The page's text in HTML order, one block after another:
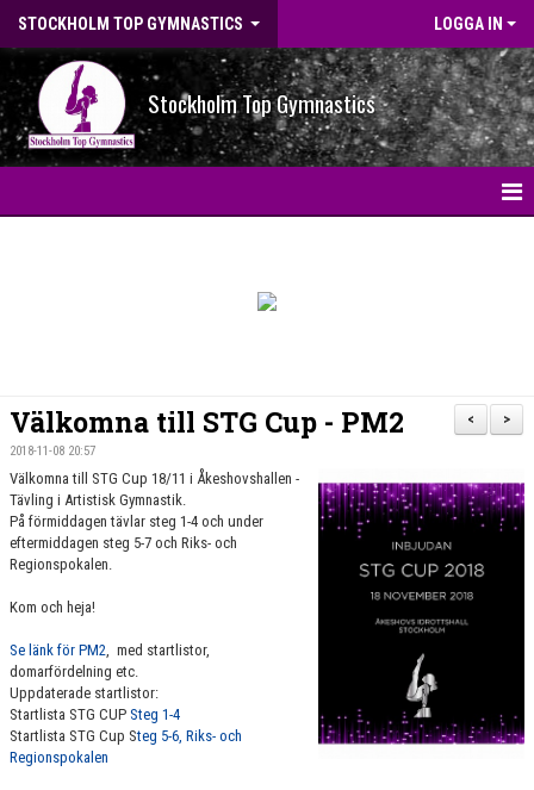
STOCKHOLM TOP GYMNASTICS LOGGA IN
Stockholm Top Gymnastics
OM FÖRENINGEN
STG-HALLEN
VÄRDEGRUND
FÖRENINGSPRODUKTER
KONTAKT
MÄRKESTAGNING
>
<
Välkomna till STG Cup - PM2
2018-11-08 20:57
Välkomna till STG Cup 18/11 i Åkeshovshallen -
Tävling i Artistisk Gymnastik.
På förmiddagen tävlar steg 1-4 och under
eftermiddagen steg 5-7 och Riks- och
Regionspokalen.
Kom och heja!
Se länk för PM2, med startlistor,
domarfördelning etc.
Uppdaterade startlistor:
Startlista STG CUP Steg 1-4
Startlista STG Cup Steg 5-6, Riks- och
Regionspokalen